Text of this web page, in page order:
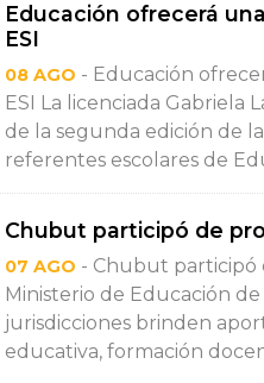
Educación ofrecerá
ESI
08 AGO - Educación
ESI La licenciada
de la segunda edición de
referentes escolares de
Chubut participó de
07 AGO - Chubut participó
Ministerio de Educación
jurisdicciones brinden
educativa, formación